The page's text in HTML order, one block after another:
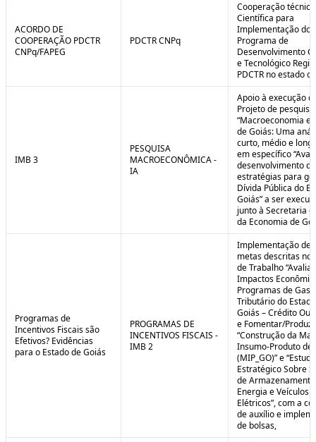
ACORDO DE
COOPERAÇÃO PDCTR
CNPq/FAPEG
PDCTR CNPq
Cooperação
Científica para
Implementação do
Programa de
Desenvolvimento
e Tecnológico
PDCTR no estado
IMB 3
PESQUISA
MACROECONÔMICA -
IA
Apoio à execução
Projeto de pesquisa
“Macroeconomia e
de Goiás: Uma
curto, médio e
em específico
desenvolvimento de
estratégias para
Dívida Pública do
Goiás” a ser
junto à Secretaria
da Economia de
Programas de
Incentivos Fiscais são
Efetivos? Evidências
para o Estado de Goiás
PROGRAMAS DE
INCENTIVOS FISCAIS -
IMB 2
Implementação de
metas descritas
de Trabalho
Impactos
Programas de
Tributário do
Goiás – Crédito
e Fomentar/
“Construção da
Insumo-Produto de
(MIP_GO)” e “Estudo
Estratégico Sobre
de
Energia e Veículos
Elétricos”, com a
de auxílio e
de bolsas,